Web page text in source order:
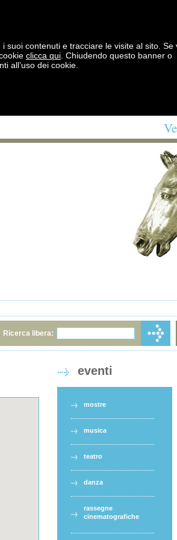
suoi contenuti e tracciare le visite al sito. Se
clicca qui . Chiudendo questo banner o
all’uso dei cookie.
Ricerca libera:
eventi
mostre
musica
teatro
danza
rassegne
cinematografiche